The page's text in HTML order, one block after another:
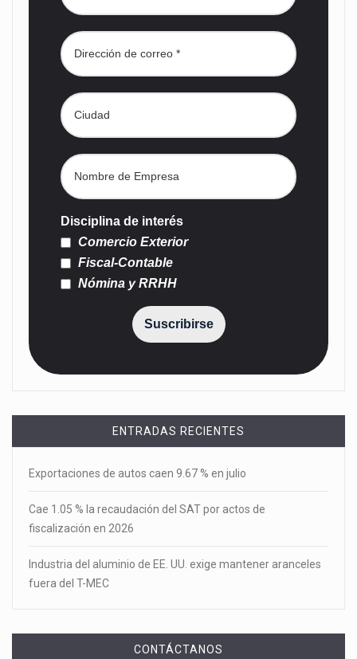
Disciplina de interés
Comercio Exterior
Fiscal-Contable
Nómina y RRHH
Suscribirse
ENTRADAS RECIENTES
Exportaciones de autos caen 9.67 % en julio
Cae 1.05 % la recaudación del SAT por actos de
fiscalización en 2026
Industria del aluminio de EE. UU. exige mantener aranceles
fuera del T-MEC
CONTÁCTANOS